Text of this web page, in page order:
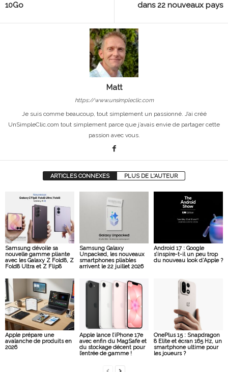
10Go
dans 22 nouveaux pays
Matt
https://www.unsimpleclic.com
Je suis comme beaucoup, tout simplement un passionné. J’ai créé
UnSimpleClic.com tout simplement parce que j’avais envie de partager cette
passion avec vous.
ARTICLES CONNEXES PLUS DE L'AUTEUR
Samsung dévoile sa
nouvelle gamme pliante
avec les Galaxy Z Fold8, Z
Fold8 Ultra et Z Flip8
Samsung Galaxy
Unpacked, les nouveaux
smartphones pliables
arrivent le 22 juillet 2026
Android 17 : Google
s’inspire-t-il un peu trop
du nouveau look d’Apple ?
Apple prépare une
avalanche de produits en
2026
Apple lance l’iPhone 17e
avec enfin du MagSafe et
du stockage décent pour
l’entrée de gamme !
OnePlus 15 : Snapdragon
8 Elite et écran 165 Hz, un
smartphone ultime pour
les joueurs ?